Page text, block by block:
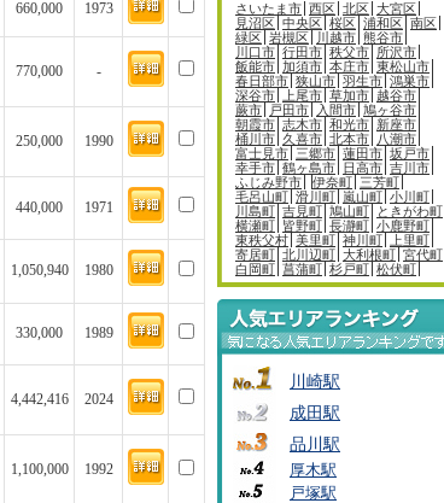
さいたま市 西区 北区 大宮区
見沼区 中央区 桜区 浦和区 南区
緑区 岩槻区 川越市 熊谷市
川口市 行田市 秩父市 所沢市
飯能市 加須市 本庄市 東松山市
春日部市 狭山市 羽生市 鴻巣市
深谷市
上尾市 草加市 越谷市
蕨市
戸田市 入間市 鳩ヶ谷市
朝霞市 志木市 和光市 新座市
桶川市 久喜市 北本市
八潮市
富士見市 三郷市 蓮田市 坂戸市
幸手市 鶴ヶ島市 日高市 吉川市
ふじみ野市
伊奈町 三芳町
毛呂山町 滑川町 嵐山町 小川町
川島町 吉見町 鳩山町
ときがわ町
横瀬町 皆野町 長瀞町 小鹿野町
東秩父村 美里町 神川町
上里町
寄居町 北川辺町 大利根町 宮代町
白岡町 菖蒲町 杉戸町 松伏町
川崎駅
成田駅
品川駅
厚木駅
戸塚駅
660,000 1973
770,000 -
250,000 1990
440,000 1971
1,050,940 1980
330,000 1989
4,442,416 2024
1,100,000 1992